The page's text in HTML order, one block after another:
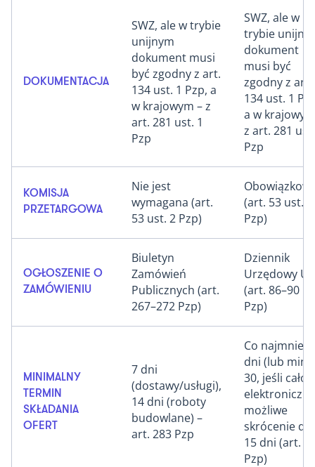
DOKUMENTACJA
SWZ, ale w trybie
unijnym
dokument musi
być zgodny z art.
134 ust. 1 Pzp, a
w krajowym – z
art. 281 ust. 1
Pzp
SWZ, ale w
trybie
dokument
musi być
zgodny z art.
134 ust. 1
a w
z art. 281
Pzp
KOMISJA
PRZETARGOWA
Nie jest
wymagana (art.
53 ust. 2 Pzp)
(art. 53 ust. 1
Pzp)
OGŁOSZENIE O
ZAMÓWIENIU
Biuletyn
Zamówień
Publicznych (art.
267–272 Pzp)
Dziennik
Urzędowy UE
(art. 86–90
Pzp)
MINIMALNY
TERMIN
SKŁADANIA
OFERT
7 dni
(dostawy/usługi),
14 dni (roboty
budowlane) –
art. 283 Pzp
Co najmniej
dni (lub min.
30, jeśli
możliwe
skrócenie do
15 dni (art.
Pzp)